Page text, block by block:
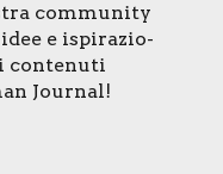
com­mu­ni­ty
e ispi­ra­zio­
con­te­nu­ti
Jour­nal!